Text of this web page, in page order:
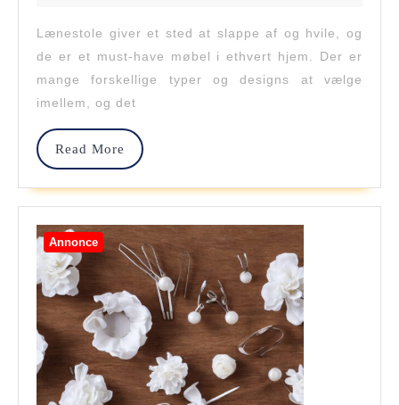
Alle
Rum
Lænestole giver et sted at slappe af og hvile, og
de er et must-have møbel i ethvert hjem. Der er
mange forskellige typer og designs at vælge
imellem, og det
Read More
Read
Annonce